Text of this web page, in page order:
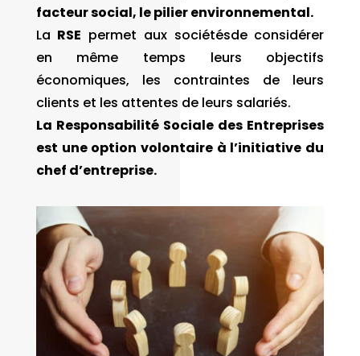
facteur social, le pilier environnemental.
La RSE permet aux sociétésde considérer
en même temps leurs objectifs
économiques, les contraintes de leurs
clients et les attentes de leurs salariés.
La Responsabilité Sociale des Entreprises
est une option volontaire à l’initiative du
chef d’entreprise.